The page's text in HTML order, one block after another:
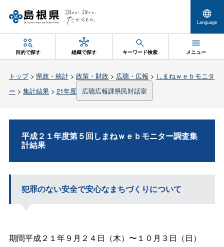
Language
目的で探す 組織で探す キーワード検索 メニュー
トップ> 県政・統計> 政策・財政 > 広聴・広報 > しまねｗｅｂモニタ
ー > 集計結果> 21年度 広聴広報課県民対話室
平成２１年度第５回しまねｗｅｂモニター調査集
計結果
犯罪のない安全で安心なまちづくりについて
期間平成２１年９月２４日（木）〜１０月３日（日）